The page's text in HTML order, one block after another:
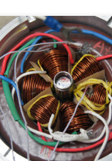
projektu je rozvoj měřicích,
[…]